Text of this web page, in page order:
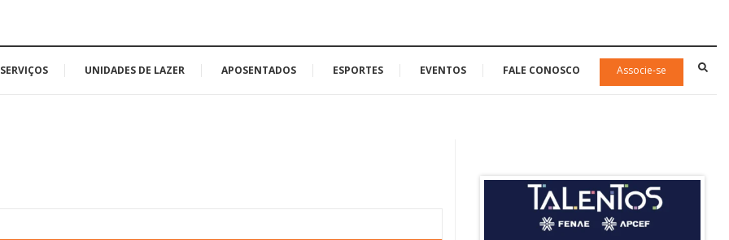
SERVIÇOS UNIDADES DE LAZER APOSENTADOS ESPORTES EVENTOS FALE CONOSCO Associe-se